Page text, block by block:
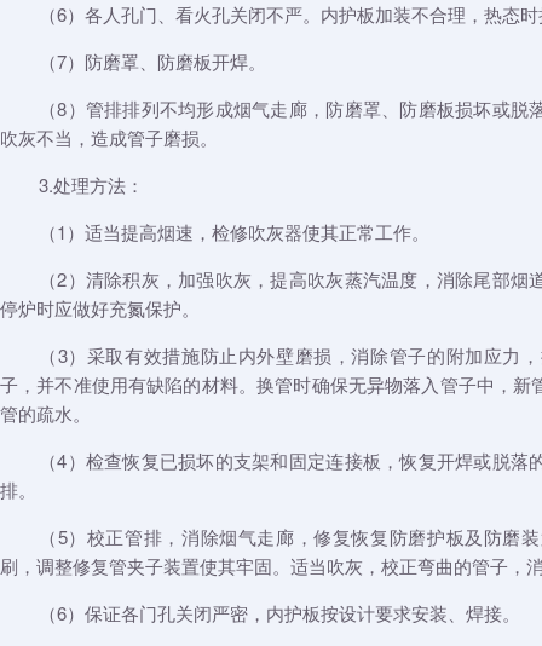
（6）各人孔门、看火孔关闭不严。内护板加装不合理，热态
（7）防磨罩、防磨板开焊。
（8）管排排列不均形成烟气走廊，防磨罩、防磨板损坏或
吹灰不当，造成管子磨损。
3.处理方法：
（1）适当提高烟速，检修吹灰器使其正常工作。
（2）清除积灰，加强吹灰，提高吹灰蒸汽温度，消除尾部
停炉时应做好充氮保护。
（3）采取有效措施防止内外壁磨损，消除管子的附加应力
子，并不准使用有缺陷的材料。换管时确保无异物落入管子中，
管的疏水。
（4）检查恢复已损坏的支架和固定连接板，恢复开焊或脱
排。
（5）校正管排，消除烟气走廊，修复恢复防磨护板及防磨
刷，调整修复管夹子装置使其牢固。适当吹灰，校正弯曲的管子，
（6）保证各门孔关闭严密，内护板按设计要求安装、焊接。